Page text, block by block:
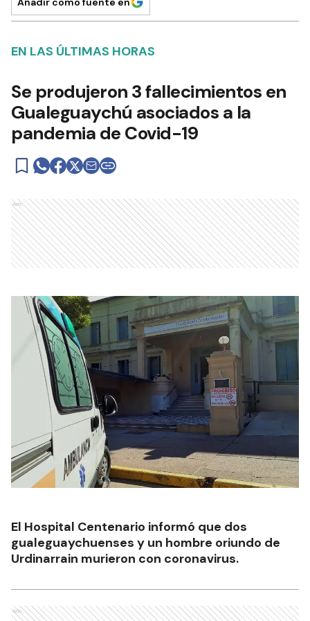
EN LAS ÚLTIMAS HORAS
Se produjeron 3 fallecimientos en
Gualeguaychú asociados a la
pandemia de Covid-19
Ads
El Hospital Centenario informó que dos
gualeguaychuenses y un hombre oriundo de
Urdinarrain murieron con coronavirus.
Ads